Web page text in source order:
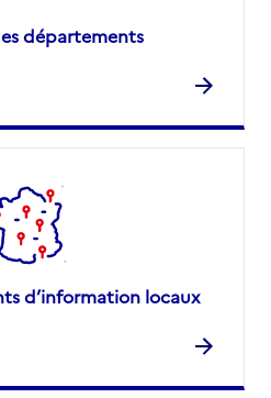
départements
d’information locaux